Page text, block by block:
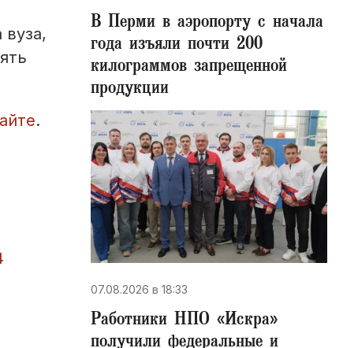
.
В Перми в аэропорту с начала
года изъяли почти 200
килограммов запрещенной
продукции
07.08.2026 в 18:33
Работники НПО «Искра»